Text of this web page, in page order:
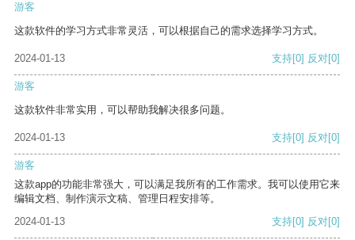
游客
这款软件的学习方式非常灵活，可以根据自己的需求选择学习方式。
2024-01-13 支持[0] 反对[0]
游客
这款软件非常实用，可以帮助我解决很多问题。
2024-01-13 支持[0] 反对[0]
游客
这款app的功能非常强大，可以满足我所有的工作需求。我可以使用它来
编辑文档、制作演示文稿、管理日程安排等。
2024-01-13
支持[0] 反对[0]